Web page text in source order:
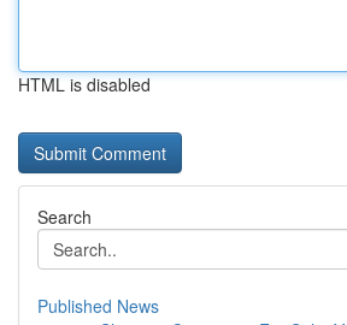
HTML is disabled
Search
Published News